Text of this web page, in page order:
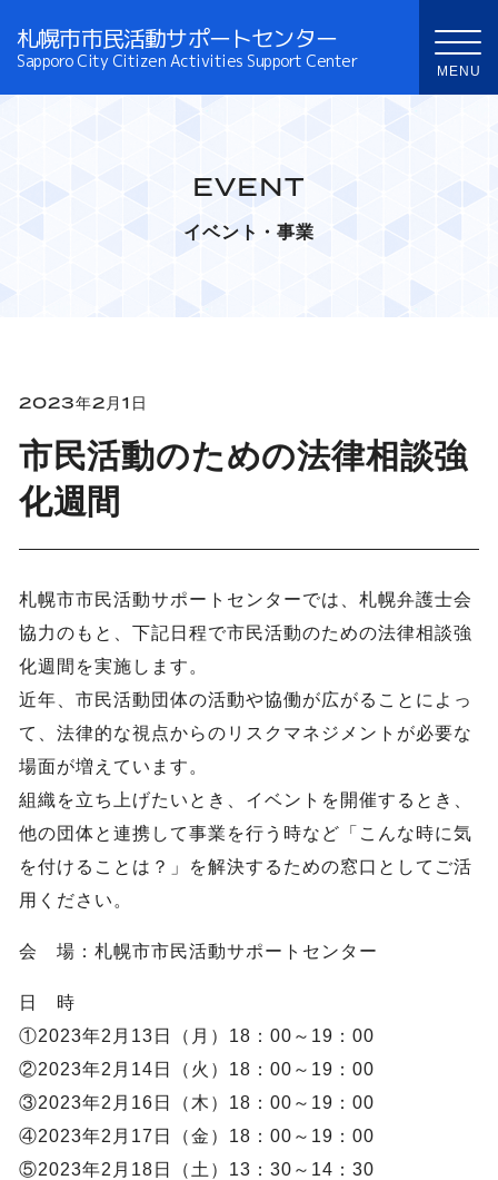
札幌市市民活動サポートセンター
Sapporo City Citizen Activities Support Center
EVENT
イベント・事業
市民活動のための法律相談強
化週間
2023年2月1日
札幌市市民活動サポートセンターでは、札幌弁護士会
協力のもと、下記日程で市民活動のための法律相談強
化週間を実施します。
近年、市民活動団体の活動や協働が広がることによっ
て、法律的な視点からのリスクマネジメントが必要な
場面が増えています。
組織を立ち上げたいとき、イベントを開催するとき、
他の団体と連携して事業を行う時など「こんな時に気
を付けることは？」を解決するための窓口としてご活
用ください。
会 場：札幌市市民活動サポートセンター
日 時
①2023年2月13日（月）18：00～19：00
②2023年2月14日（火）18：00～19：00
③2023年2月16日（木）18：00～19：00
④2023年2月17日（金）18：00～19：00
⑤2023年2月18日（土）13：30～14：30